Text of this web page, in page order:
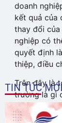
doanh
kết quả của
thay đổi
nghiệp có
quyết định
thiệp, điều
Trên đây là
trường là gì
một chiến
thông tin
TIN TỨC